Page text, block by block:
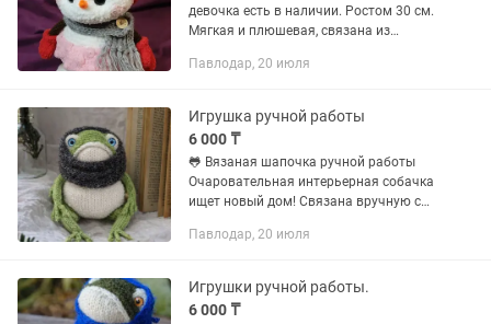
девочка есть в наличии. Ростом 30 см.
Мягкая и плюшевая, связана из
на безопасном креплении. Ждет своих
Павлодар, 20 июля
Игрушка ручной работы
6 000 ₸
🐸 Вязаная шапочка ручной работы
Очаровательная интерьерная собачка
ищет новый дом! Связана вручную с
Характеристики: • Рост: 20 см •
Павлодар, 20 июля
Игрушки ручной работы.
6 000 ₸